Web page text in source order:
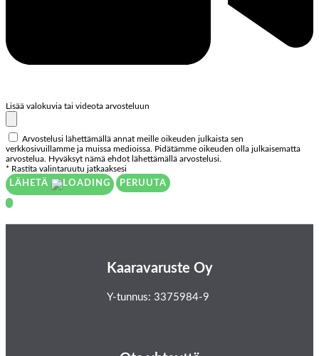
Lisää valokuvia tai videota arvosteluun
Arvostelusi lähettämällä annat meille oikeuden julkaista sen
verkkosivuillamme ja muissa medioissa. Pidätämme oikeuden olla julkaisematta
arvostelua. Hyväksyt nämä ehdot lähettämällä arvostelusi.
* Rastita valintaruutu jatkaaksesi
LÄHETÄ
PERUUTA
Kaaravaruste Oy
Y-tunnus: 3375984-9